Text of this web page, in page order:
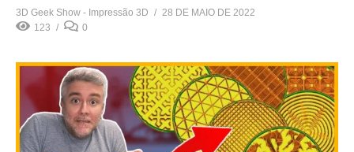
3D Geek Show - Impressão 3D
28 DE MAIO DE 2022
123
0